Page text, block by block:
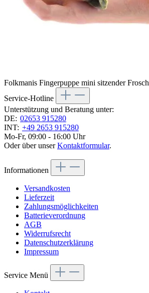
Folkmanis Fingerpuppe mini sitzender Frosch
Service-Hotline
Unterstützung und Beratung unter:
DE: 02653 915280
INT: +49 2653 915280
Mo-Fr, 09:00 - 16:00 Uhr
Oder über unserKontaktformular.
Informationen
Versandkosten
Lieferzeit
Zahlungsmöglichkeiten
Batterieverordnung
AGB
Widerrufsrecht
Datenschutzerklärung
Impressum
Service Menü